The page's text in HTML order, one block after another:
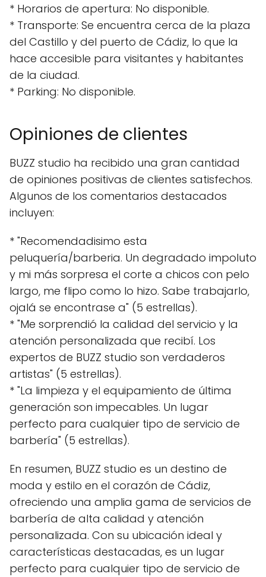
* Horarios de apertura: No disponible.
* Transporte: Se encuentra cerca de la plaza
del Castillo y del puerto de Cádiz, lo que la
hace accesible para visitantes y habitantes
de la ciudad.
* Parking: No disponible.
Opiniones de clientes
BUZZ studio ha recibido una gran cantidad
de opiniones positivas de clientes satisfechos.
Algunos de los comentarios destacados
incluyen:
* "Recomendadisimo esta
peluquería/barberia. Un degradado impoluto
y mi más sorpresa el corte a chicos con pelo
largo, me flipo como lo hizo. Sabe trabajarlo,
ojalá se encontrase a" (5 estrellas).
* "Me sorprendió la calidad del servicio y la
atención personalizada que recibí. Los
expertos de BUZZ studio son verdaderos
artistas" (5 estrellas).
* "La limpieza y el equipamiento de última
generación son impecables. Un lugar
perfecto para cualquier tipo de servicio de
barbería" (5 estrellas).
En resumen, BUZZ studio es un destino de
moda y estilo en el corazón de Cádiz,
ofreciendo una amplia gama de servicios de
barbería de alta calidad y atención
personalizada. Con su ubicación ideal y
características destacadas, es un lugar
perfecto para cualquier tipo de servicio de